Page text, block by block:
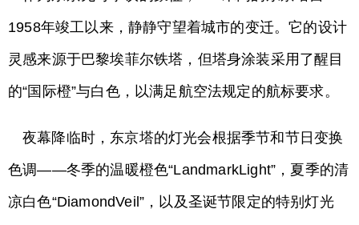
1958年竣工以来，静静守望着城市的变迁。它的设计
灵感来源于巴黎埃菲尔铁塔，但塔身涂装采用了醒目
的“国际橙”与白色，以满足航空法规定的航标要求。
夜幕降临时，东京塔的灯光会根据季节和节日变换
色调——冬季的温暖橙色“LandmarkLight”，夏季的清
凉白色“DiamondVeil”，以及圣诞节限定的特别灯光